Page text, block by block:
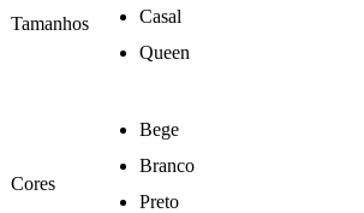
Tamanhos
Casal
Queen
Cores
Bege
Branco
Preto